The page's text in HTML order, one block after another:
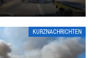
KURZNACHRICHTEN